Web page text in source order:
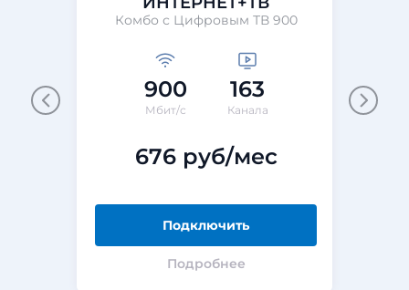
Комбо с Цифровым ТВ 900
900
Мбит/с
163
Канала
676 руб/мес
Подключить
Подробнее